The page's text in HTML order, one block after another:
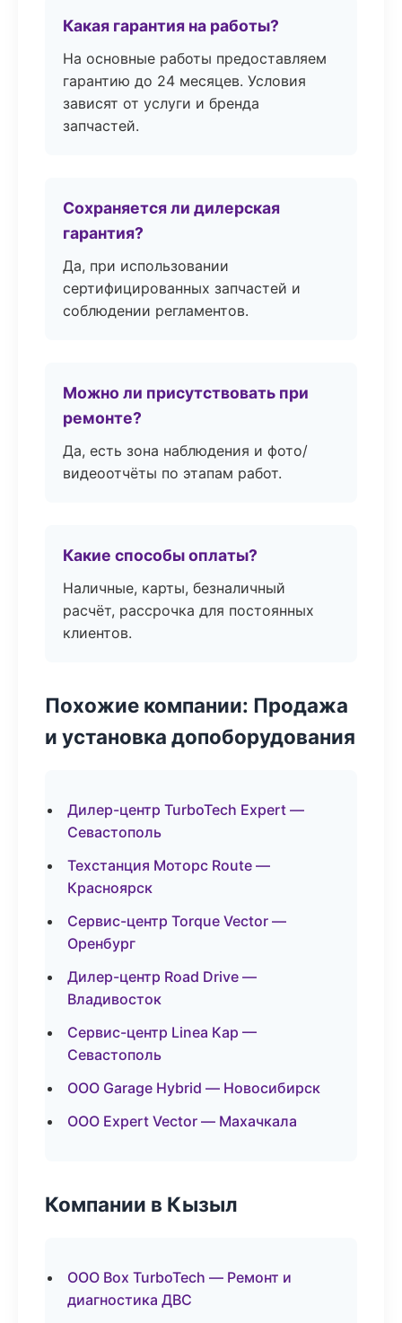
Какая гарантия на работы?
На основные работы предоставляем
гарантию до 24 месяцев. Условия
зависят от услуги и бренда
запчастей.
Сохраняется ли дилерская
гарантия?
Да, при использовании
сертифицированных запчастей и
соблюдении регламентов.
Можно ли присутствовать при
ремонте?
Да, есть зона наблюдения и фото/
видеоотчёты по этапам работ.
Какие способы оплаты?
Наличные, карты, безналичный
расчёт, рассрочка для постоянных
клиентов.
Похожие компании: Продажа
и установка допоборудования
Дилер-центр TurboTech Expert —
Севастополь
Техстанция Моторс Route —
Красноярск
Сервис-центр Torque Vector —
Оренбург
Дилер-центр Road Drive —
Владивосток
Сервис-центр Linea Кар —
Севастополь
ООО Garage Hybrid — Новосибирск
ООО Expert Vector — Махачкала
Компании в Кызыл
ООО Box TurboTech — Ремонт и
диагностика ДВС